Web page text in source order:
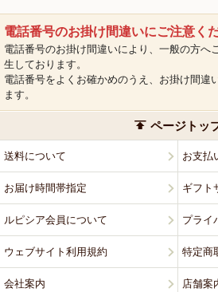
電話番号のお掛け間違いにご注意く
電話番号のお掛け間違いにより、一般の方へ
生しております。
電話番号をよくお確かめのうえ、お掛け間違
ます。
ページトッ
送料について お支払
お届け時間帯指定 ギフト
ルピシア会員について プライ
ウェブサイト利用規約 特定商
会社案内 店舗案